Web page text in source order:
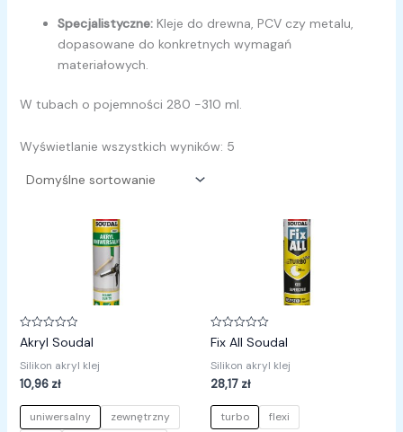
Specjalistyczne:Kleje do drewna, PCV czy metalu,
dopasowane do konkretnych wymagań
materiałowych.
W tubach o pojemności 280 -310 ml.
Wyświetlanie wszystkich wyników: 5
Oceniono
0
5
Akryl Soudal
Silikon akryl klej
10,96 zł
uniwersalny
zewnętrzny
Oceniono
0
5
Fix All Soudal
Silikon akryl klej
28,17 zł
turbo flexi